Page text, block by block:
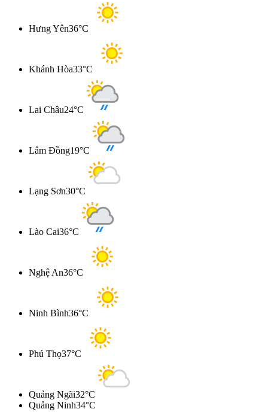
Hưng Yên36°C
Khánh Hòa33°C
Lai Châu24°C
Lâm Đồng19°C
Lạng Sơn30°C
Lào Cai36°C
Nghệ An36°C
Ninh Bình36°C
Phú Thọ37°C
Quảng Ngãi32°C
Quảng Ninh34°C